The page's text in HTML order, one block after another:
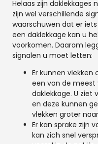
Helaas zijn daklekkages
zijn wel verschillende
waarschuwen dat er
een daklekkage kan u
voorkomen. Daarom
signalen u moet letten:
Er kunnen
een van de meest
daklekkage. U
en deze kunnen
vlekken groter
Er kan sprake zijn
kan zich snel